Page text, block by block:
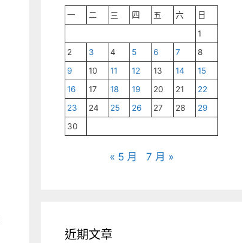
一 二 三 四 五 六
日
1
2
3 4 5 6 7
8
9
10 11 12 13 14
15
16
17 18 19 20 21
22
23
24 25 26 27 28
29
30
« 5 月 7 月 »
近期文章